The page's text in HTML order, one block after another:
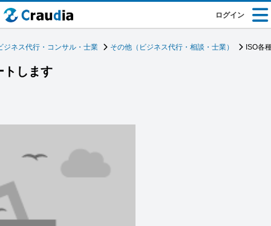
ログイン
ジネス代行・コンサル・士業 その他（ビジネス代行・相談・士業） ISO各
トします